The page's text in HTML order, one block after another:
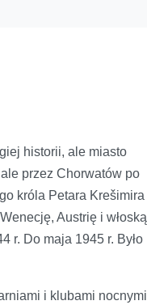
historii, ale miasto
przez Chorwatów po
króla Petara Krešimira
Austrię i włoską
r. Do maja 1945 r. Było
i klubami nocnymi